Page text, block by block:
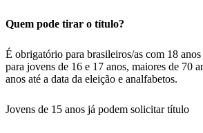
Quem pode tirar o título?
É obrigatório para brasileiros/as com 18
para jovens de 16 e 17 anos, maiores de 70
anos até a data da eleição e analfabetos.
Jovens de 15 anos já podem solicitar título